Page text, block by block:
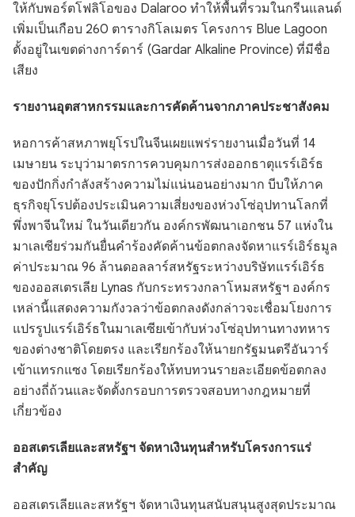
ให้กับพอร์ตโฟลิโอของ Dalaroo ทำให้พื้นที่รวมในกรีนแลนด์
เพิ่มเป็นเกือบ 260 ตารางกิโลเมตร โครงการ Blue Lagoon
ตั้งอยู่ในเขตด่างการ์ดาร์ (Gardar Alkaline Province) ที่มีชื่อ
เสียง
รายงานอุตสาหกรรมและการคัดค้านจากภาคประชาสังคม
หอการค้าสหภาพยุโรปในจีนเผยแพร่รายงานเมื่อวันที่ 14
เมษายน ระบุว่ามาตรการควบคุมการส่งออกธาตุแรร์เอิร์ธ
ของปักกิ่งกำลังสร้างความไม่แน่นอนอย่างมาก บีบให้ภาค
ธุรกิจยุโรปต้องประเมินความเสี่ยงของห่วงโซ่อุปทานโลกที่
พึ่งพาจีนใหม่ ในวันเดียวกัน องค์กรพัฒนาเอกชน 57 แห่งใน
มาเลเซียร่วมกันยื่นคำร้องคัดค้านข้อตกลงจัดหาแรร์เอิร์ธมูล
ค่าประมาณ 96 ล้านดอลลาร์สหรัฐระหว่างบริษัทแรร์เอิร์ธ
ของออสเตรเลีย Lynas กับกระทรวงกลาโหมสหรัฐฯ องค์กร
เหล่านี้แสดงความกังวลว่าข้อตกลงดังกล่าวจะเชื่อมโยงการ
แปรรูปแรร์เอิร์ธในมาเลเซียเข้ากับห่วงโซ่อุปทานทางทหาร
ของต่างชาติโดยตรง และเรียกร้องให้นายกรัฐมนตรีอันวาร์
เข้าแทรกแซง โดยเรียกร้องให้ทบทวนรายละเอียดข้อตกลง
อย่างถี่ถ้วนและจัดตั้งกรอบการตรวจสอบทางกฎหมายที่
เกี่ยวข้อง
ออสเตรเลียและสหรัฐฯ จัดหาเงินทุนสำหรับโครงการแร่
สำคัญ
ออสเตรเลียและสหรัฐฯ จัดหาเงินทุนสนับสนุนสูงสุดประมาณ